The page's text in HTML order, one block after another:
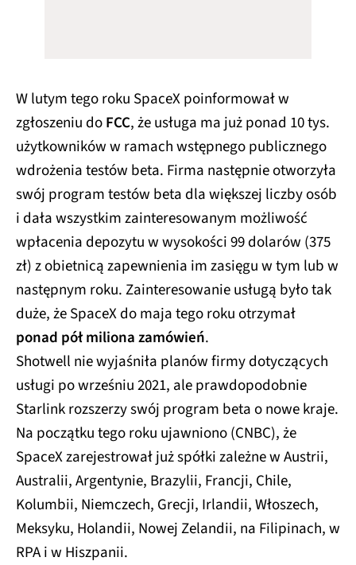
W lutym tego roku SpaceX poinformował w
zgłoszeniu doFCC, że usługa ma już ponad 10 tys.
użytkowników w ramach wstępnego publicznego
wdrożenia testów beta. Firma następnie otworzyła
swój program testów beta dla większej liczby osób
i dała wszystkim zainteresowanym możliwość
wpłacenia depozytu w wysokości 99 dolarów (375
zł) z obietnicą zapewnienia im zasięgu w tym lub w
następnym roku. Zainteresowanie usługą było tak
duże, że SpaceX do maja tego roku otrzymał
ponad pół miliona zamówień.
Shotwell nie wyjaśniła planów firmy dotyczących
usługi po wrześniu 2021, ale prawdopodobnie
Starlink rozszerzy swój program beta o nowe kraje.
Na początku tego roku ujawniono (CNBC), że
SpaceX zarejestrował już spółki zależne w Austrii,
Australii, Argentynie, Brazylii, Francji, Chile,
Kolumbii, Niemczech, Grecji, Irlandii, Włoszech,
Meksyku, Holandii, Nowej Zelandii, na Filipinach, w
RPA i w Hiszpanii.